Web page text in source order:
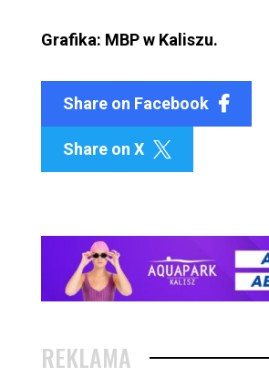
Grafika: MBP w Kaliszu.
Share on Facebook
Share on X 
REKLAMA